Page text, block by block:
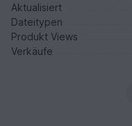
Aktualisiert
Dateitypen
Produkt Views
Verkäufe